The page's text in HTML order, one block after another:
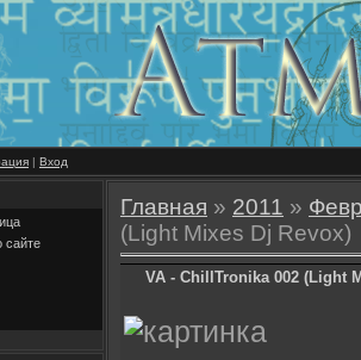
| Вход
сайте
Главная » 2011 »
(Light Mixes Dj Revox)
VA - ChillTronika 002 (Light